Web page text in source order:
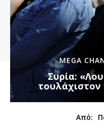
MEGA
Συρία:
τουλάχιστον
Από: